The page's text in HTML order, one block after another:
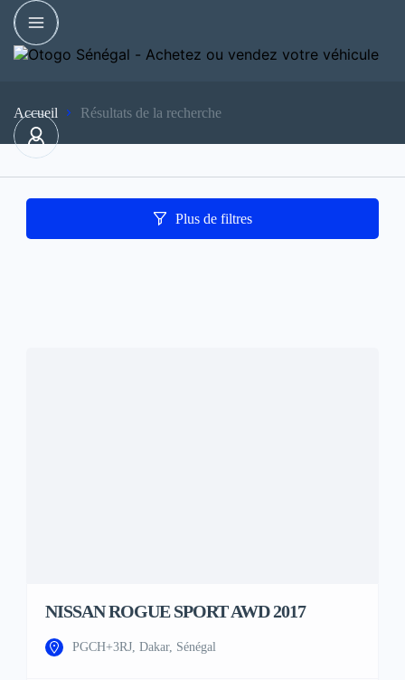
Accueil Résultats de la recherche
Plus de filtres
NISSAN ROGUE SPORT AWD 2017
PGCH+3RJ, Dakar, Sénégal